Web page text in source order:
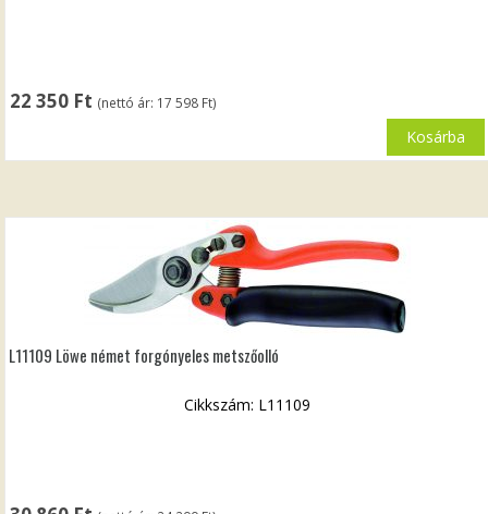
22 350 Ft (nettó ár: 17 598 Ft)
Kosárba
L11109 Löwe német forgónyeles metszőolló
Cikkszám: L11109